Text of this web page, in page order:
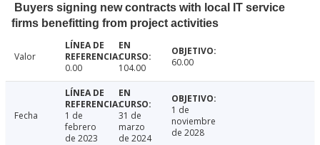
Buyers signing new contracts with local IT service
firms benefitting from project activities
Valor
0.00
104.00 60.00
Fecha
1 de
febrero
de 2023
31 de
marzo
de 2024
1 de
noviembre
de 2028